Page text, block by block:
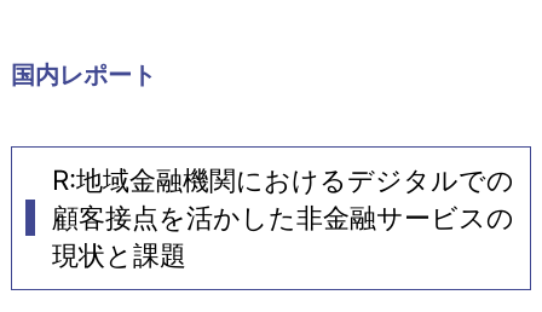
国内レポート
R:地域金融機関におけるデジタルでの
顧客接点を活かした非金融サービスの
現状と課題